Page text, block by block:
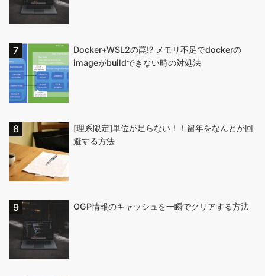
Docker+WSL2の罠!? メモリ不足でdockerの
imageがbuildできない時の対処法
[理系限定]単位が足らない！！留年をなんとか回
避する方法
OGP情報のキャッシュを一瞬でクリアする方法